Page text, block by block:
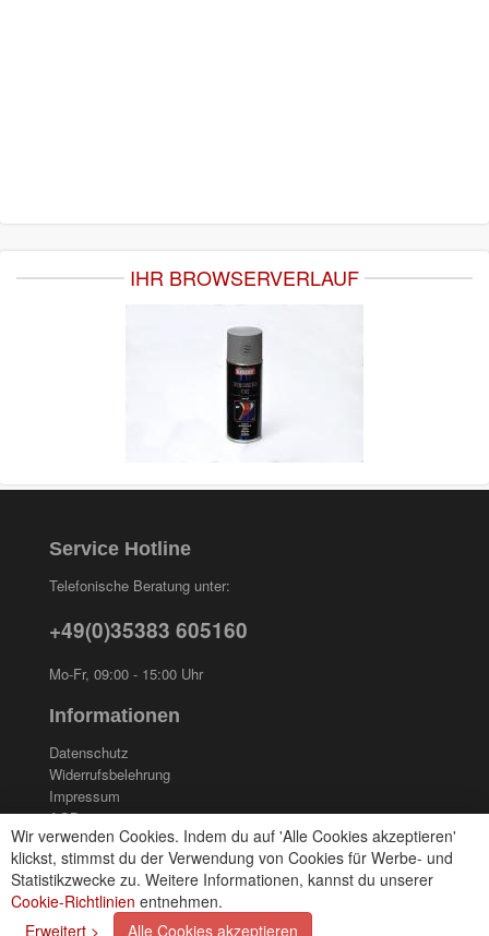
IHR BROWSERVERLAUF
Wir verwenden Cookies. Indem du auf 'Alle Cookies akzeptieren'
klickst, stimmst du der Verwendung von Cookies für Werbe- und
Statistikzwecke zu. Weitere Informationen, kannst du unserer
Cookie-Richtlinien entnehmen.
Erweitert >
Alle Cookies akzeptieren
Service Hotline
Telefonische Beratung unter:
+49(0)35383 605160
Mo-Fr, 09:00 - 15:00 Uhr
Informationen
Datenschutz
Widerrufsbelehrung
Impressum
AGB
Kontakt
Cookies einstellungen
Zahlungsarten